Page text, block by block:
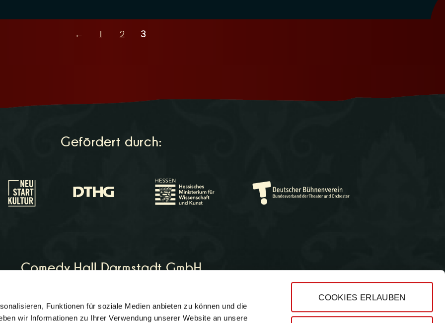
Funktionen für soziale Medien anbieten zu können und die
wir Informationen zu Ihrer Verwendung unserer Website an unsere
COOKIES ERLAUBEN
← 2 3
Gefördert durch:
Comedy Hall Darmstadt GmbH
06151 - 964266
Impressum